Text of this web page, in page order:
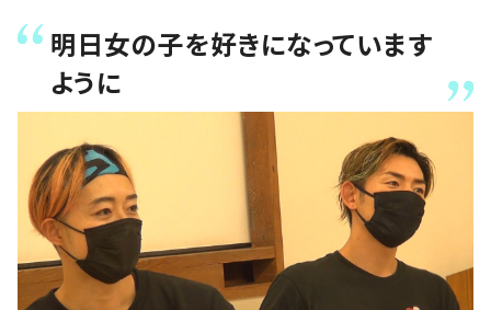
明日女の子を好きになっています
ように